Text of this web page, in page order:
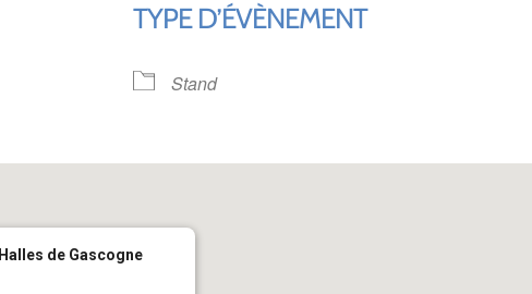
TYPE D’ÉVÈNEMENT
Stand
Halles de Gascogne